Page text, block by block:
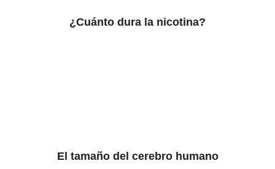
¿Cuánto dura la nicotina?
El tamaño del cerebro humano